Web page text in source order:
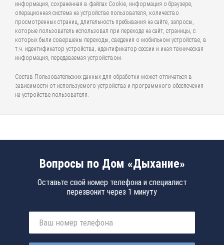
информация, сохраненная в файлах Cookie, информация о браузере,
операционная система на устройстве пользователя, количество
просмотренных страниц, длительность пребывания на сайте, запросы,
которые пользователь использовал при переходе на сайт, страницы, с
которых были совершены переходы, сведения о мобильном устройстве, в
т.ч. идентификатор устройства, идентификатор сессии и иная техническая
информация, передаваемая устройством.
Состав Пользовательских данных для обработки может отличаться в
зависимости от используемого устройства и программного обеспечения
на устройстве пользователя.
Вопросы по Дом «Дыхание»
Оставьте свой номер телефона и специалист
перезвонит через 1 минуту